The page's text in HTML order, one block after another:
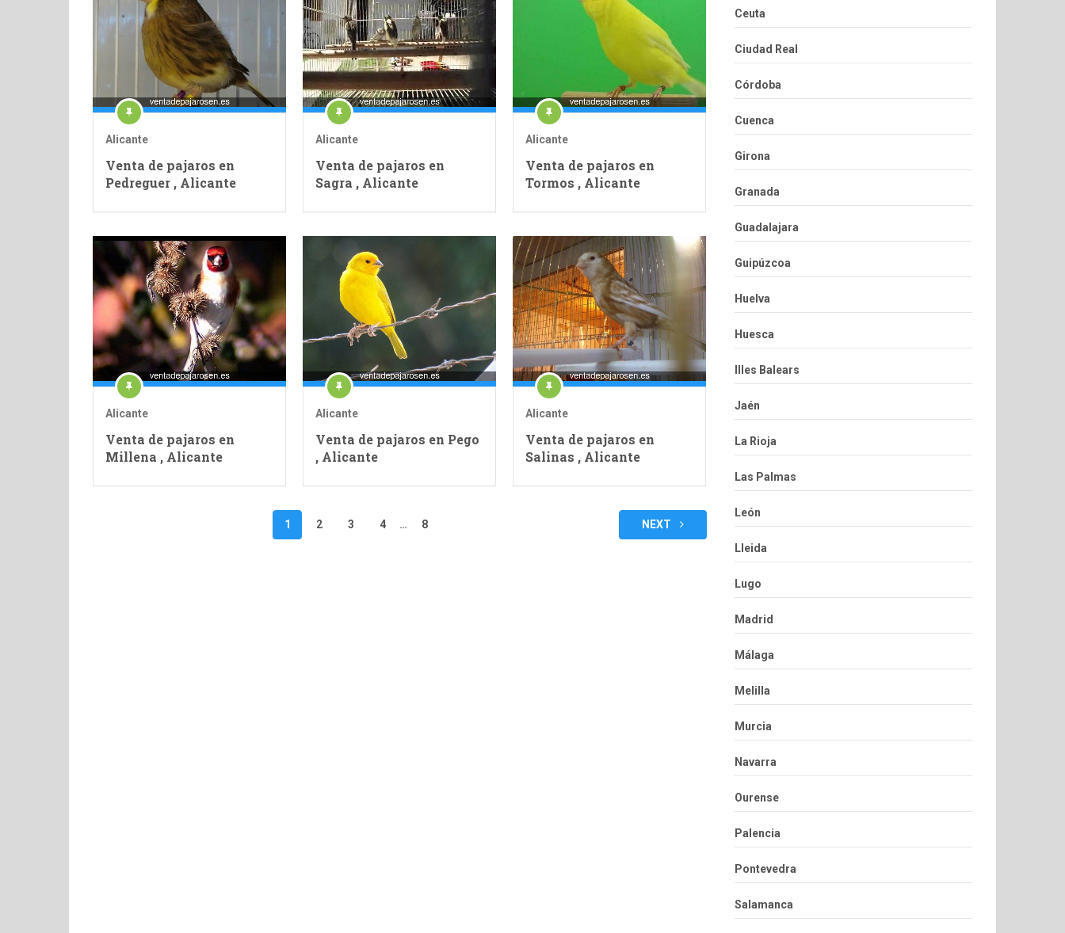
Alicante
Venta de pajaros en
Pedreguer , Alicante
Alicante
Venta de pajaros en
Sagra , Alicante
Alicante
Venta de pajaros en
Tormos , Alicante
Alicante
Venta de pajaros en
Millena , Alicante
Alicante
Venta de pajaros en Pego
, Alicante
Alicante
Venta de pajaros en
Salinas , Alicante
1 2 3 4 … 8 NEXT
Ceuta
Ciudad Real
Córdoba
Cuenca
Girona
Granada
Guadalajara
Guipúzcoa
Huelva
Huesca
Illes Balears
Jaén
La Rioja
Las Palmas
León
Lleida
Lugo
Madrid
Málaga
Melilla
Murcia
Navarra
Ourense
Palencia
Pontevedra
Salamanca